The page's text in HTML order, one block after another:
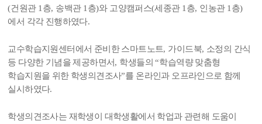
(건원관 1 층, 송백관 1 층)와 고양캠퍼스(세종관 1 층, 인농관 1 층)
에서 각각 진행하였다.
교수학습지원센터에서 준비한 스마트노트, 가이드북, 소정의 간식
등 다양한 기념을 제공하면서, 학생들의“학습역량 맞춤형
학습지원을 위한 학생의견조사”를 온라인과 오프라인으로 함께
실시하였다.
학생의견조사는 재학생이 대학생활에서 학업과 관련해 도움이